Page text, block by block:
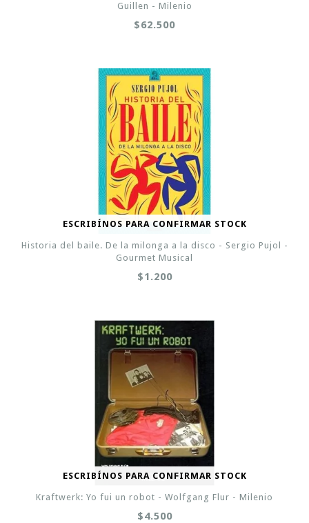
Guillen - Milenio
$62.500
ESCRIBÍNOS PARA CONFIRMAR STOCK
Historia del baile. De la milonga a la disco - Sergio Pujol -
Gourmet Musical
$1.200
ESCRIBÍNOS PARA CONFIRMAR STOCK
Kraftwerk: Yo fui un robot - Wolfgang Flur - Milenio
$4.500